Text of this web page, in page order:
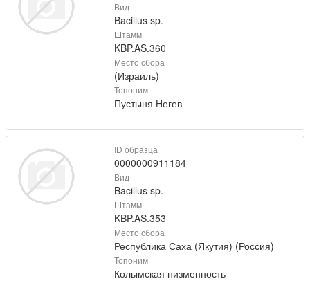
Вид
Bacillus sp.
Штамм
KBP.AS.360
Место сбора
(Израиль)
Топоним
Пустыня Негев
ID образца
0000000911184
Вид
Bacillus sp.
Штамм
KBP.AS.353
Место сбора
Республика Саха (Якутия) (Россия)
Топоним
Колымская низменность